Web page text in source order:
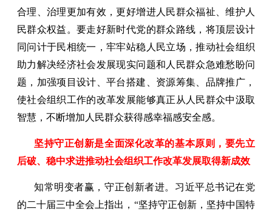
合理、治理更加有效，更好增进人民群众福祉、维护人
民群众权益。要走好新时代党的群众路线，将顶层设计
同问计于民相统一，牢牢站稳人民立场，推动社会组织
助力解决经济社会发展现实问题和人民群众急难愁盼问
题，加强项目设计、平台搭建、资源筹集、品牌推广，
使社会组织工作的改革发展能够真正从人民群众中汲取
智慧，不断增加人民群众获得感幸福感安全感。
坚持守正创新是全面深化改革的基本原则，要先立
后破、稳中求进推动社会组织工作改革发展取得新成效
知常明变者赢，守正创新者进。习近平总书记在党
的二十届三中全会上指出，“坚持守正创新，坚持中国特